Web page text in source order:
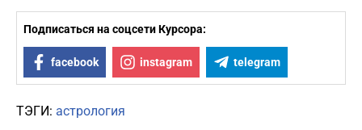
Подписаться на соцсети Курсора:
facebook instagram telegram
ТЭГИ: астрология